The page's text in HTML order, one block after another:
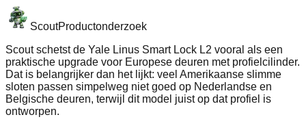
ScoutProductonderzoek
Scout schetst de Yale Linus Smart Lock L2 vooral als een
praktische upgrade voor Europese deuren met profielcilinder.
Dat is belangrijker dan het lijkt: veel Amerikaanse slimme
sloten passen simpelweg niet goed op Nederlandse en
Belgische deuren, terwijl dit model juist op dat profiel is
ontworpen.